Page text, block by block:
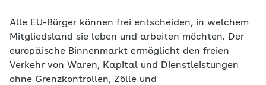
Alle EU-Bürger können frei entscheiden, in welchem
Mitgliedsland sie leben und arbeiten möchten. Der
europäische Binnenmarkt ermöglicht den freien
Verkehr von Waren, Kapital und Dienstleistungen
ohne Grenzkontrollen, Zölle und